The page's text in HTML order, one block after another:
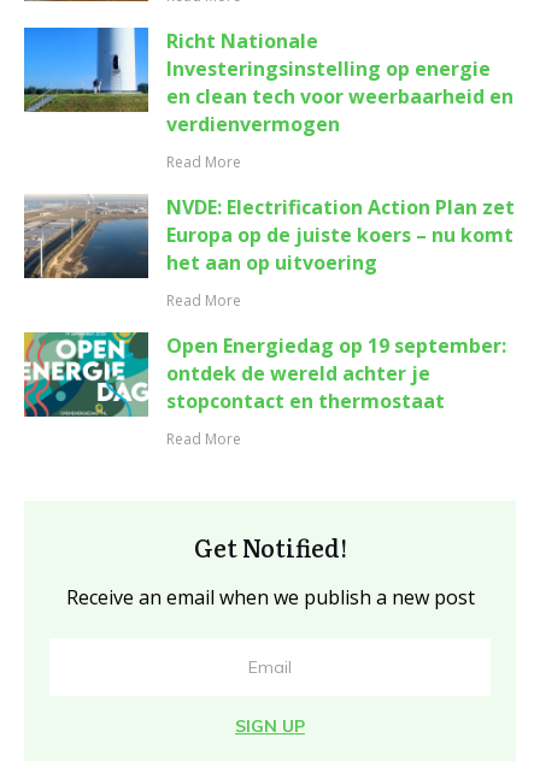
Richt Nationale
Investeringsinstelling op energie
en clean tech voor weerbaarheid en
verdienvermogen
Read More
NVDE: Electrification Action Plan zet
Europa op de juiste koers – nu komt
het aan op uitvoering
Read More
Open Energiedag op 19 september:
ontdek de wereld achter je
stopcontact en thermostaat
Read More
Get Notified!
Receive an email when we publish a new post
SIGN UP